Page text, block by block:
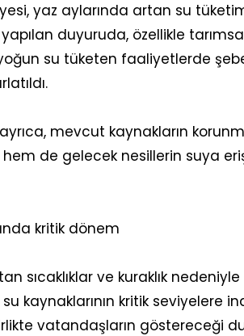
yaz aylarında artan su
duyuruda, özellikle
su tüketen faaliyetlerde
mevcut kaynakların
hem de gelecek nesillerin suya
kritik dönem
sıcaklıklar ve kuraklık
kaynaklarının kritik seviyelere
vatandaşların göstereceği